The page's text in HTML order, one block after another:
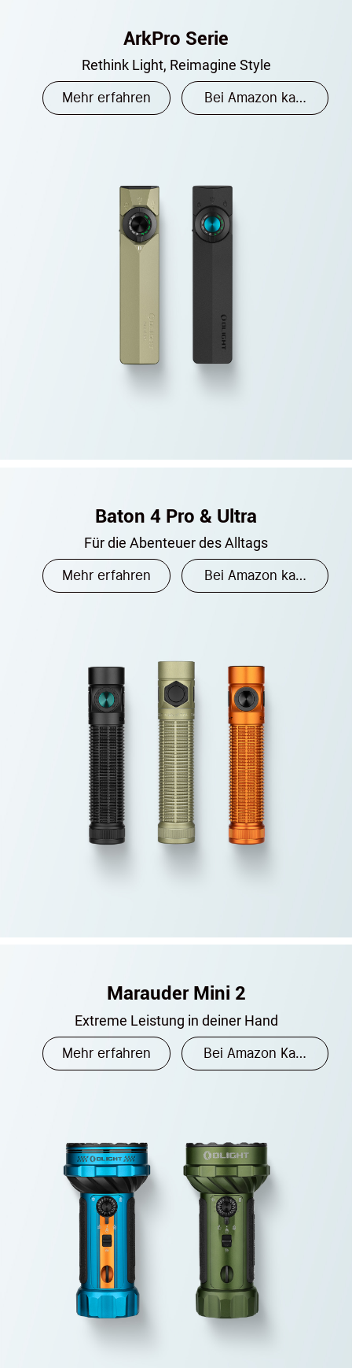
ArkPro Serie
Rethink Light, Reimagine Style
Mehr erfahren Bei Amazon kaufen
Baton 4 Pro & Ultra
Für die Abenteuer des Alltags
Mehr erfahren Bei Amazon kaufen
Marauder Mini 2
Extreme Leistung in deiner Hand
Mehr erfahren Bei Amazon Kaufen